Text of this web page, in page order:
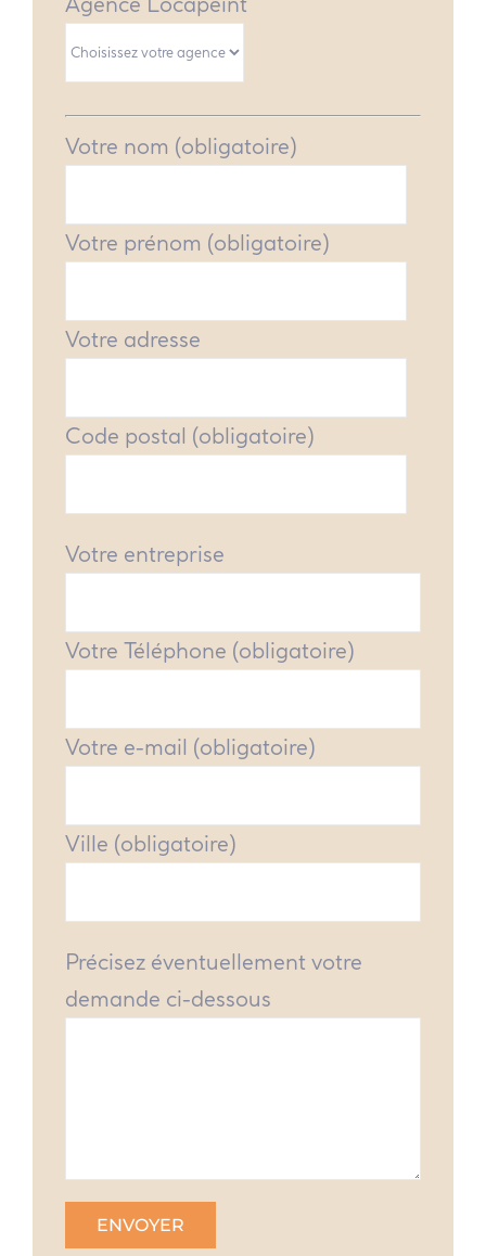
Votre nom (obligatoire)
Votre prénom (obligatoire)
Votre adresse
Code postal (obligatoire)
Votre entreprise
Votre Téléphone (obligatoire)
Votre e-mail (obligatoire)
Ville (obligatoire)
Précisez éventuellement votre
demande ci-dessous